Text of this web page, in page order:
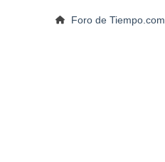
Foro de Tiempo.com